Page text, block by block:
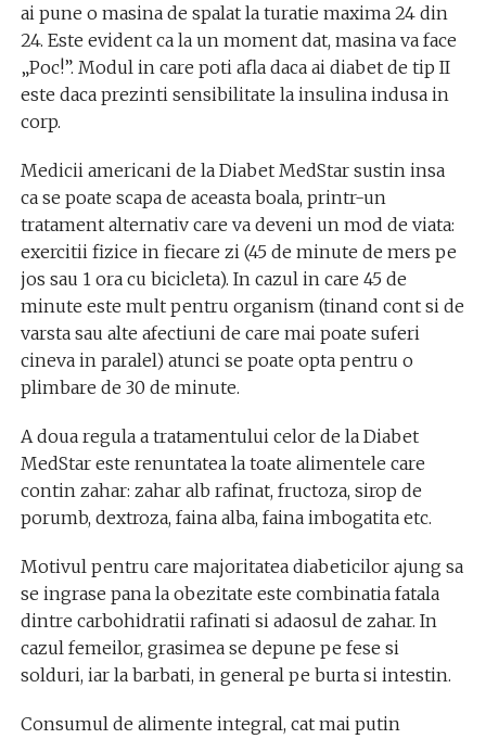
ai pune o masina de spalat la turatie maxima 24 din
24. Este evident ca la un moment dat, masina va face
„Poc!”. Modul in care poti afla daca ai diabet de tip II
este daca prezinti sensibilitate la insulina indusa in
corp.
Medicii americani de la Diabet MedStar sustin insa
ca se poate scapa de aceasta boala, printr-un
tratament alternativ care va deveni un mod de viata:
exercitii fizice in fiecare zi (45 de minute de mers pe
jos sau 1 ora cu bicicleta). In cazul in care 45 de
minute este mult pentru organism (tinand cont si de
varsta sau alte afectiuni de care mai poate suferi
cineva in paralel) atunci se poate opta pentru o
plimbare de 30 de minute.
A doua regula a tratamentului celor de la Diabet
MedStar este renuntatea la toate alimentele care
contin zahar: zahar alb rafinat, fructoza, sirop de
porumb, dextroza, faina alba, faina imbogatita etc.
Motivul pentru care majoritatea diabeticilor ajung sa
se ingrase pana la obezitate este combinatia fatala
dintre carbohidratii rafinati si adaosul de zahar. In
cazul femeilor, grasimea se depune pe fese si
solduri, iar la barbati, in general pe burta si intestin.
Consumul de alimente integral, cat mai putin